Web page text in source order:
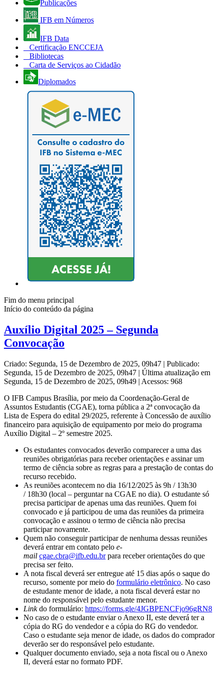
Publicações
IFB em Números
IFB Data
Certificação ENCCEJA
Bibliotecas
Carta de Serviços ao Cidadão
Diplomados
Fim do menu principal
Início do conteúdo da página
Auxílio Digital 2025 – Segunda
Convocação
Criado: Segunda, 15 de Dezembro de 2025, 09h47 | Publicado:
Segunda, 15 de Dezembro de 2025, 09h47 | Última atualização em
Segunda, 15 de Dezembro de 2025, 09h49 | Acessos: 968
O IFB Campus Brasília, por meio da Coordenação-Geral de
Assuntos Estudantis (CGAE), torna pública a 2ª convocação da
Lista de Espera do edital 29/2025, referente à Concessão de auxílio
financeiro para aquisição de equipamento por meio do programa
Auxílio Digital – 2º semestre 2025.
Os estudantes convocados deverão comparecer a uma das
reuniões obrigatórias para receber orientações e assinar um
termo de ciência sobre as regras para a prestação de contas do
recurso recebido.
As reuniões acontecem no dia 16/12/2025 às 9h / 13h30
/ 18h30 (local – perguntar na CGAE no dia). O estudante só
precisa participar de apenas uma das reuniões. Quem foi
convocado e já participou de uma das reuniões da primeira
convocação e assinou o termo de ciência não precisa
participar novamente.
Quem não conseguir participar de nenhuma dessas reuniões
deverá entrar em contato pelo e-
mail cgae.cbra@ifb.edu.brpara receber orientações do que
precisa ser feito.
A nota fiscal deverá ser entregue até 15 dias após o saque do
recurso, somente por meio do formulário eletrônico. No caso
de estudante menor de idade, a nota fiscal deverá estar no
nome do responsável pelo estudante menor.
Linkdo formulário: https://forms.gle/4JGBPENCFjo96gRN8
No caso de o estudante enviar o Anexo II, este deverá ter a
cópia do RG do vendedor e a cópia do RG do vendedor.
Caso o estudante seja menor de idade, os dados do comprador
deverão ser do responsável pelo estudante.
Qualquer documento enviado, seja a nota fiscal ou o Anexo
II, deverá estar no formato PDF.